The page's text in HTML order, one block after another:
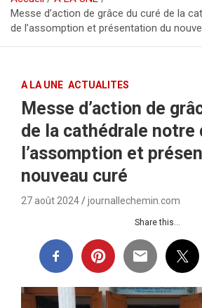
Messe d’action de grâce du curé de la
de l’assomption et présentation du
A LA UNE ACTUALITES
Messe d’action de
de la cathédrale notre
l’assomption et
nouveau curé
27 août 2024 journallechemin.com
Share this...